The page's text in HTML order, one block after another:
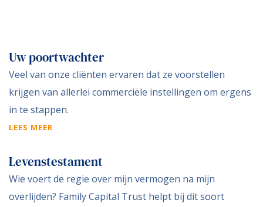
Uw poortwachter
Veel van onze cliënten ervaren dat ze voorstellen
krijgen van allerlei commerciële instellingen om ergens
in te stappen.
LEES MEER
Levenstestament
Wie voert de regie over mijn vermogen na mijn
overlijden? Family Capital Trust helpt bij dit soort